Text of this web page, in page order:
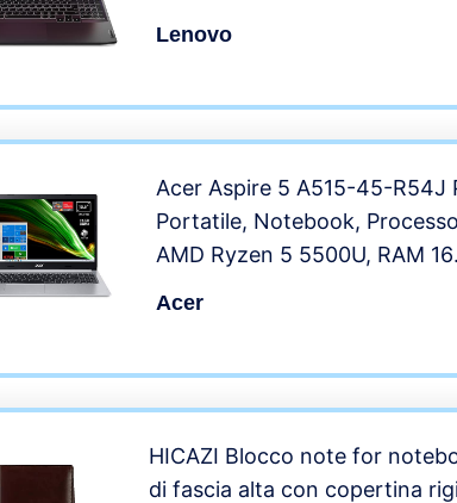
Lenovo
Acer Aspire 5 A515-45-R54J
Portatile, Notebook,
AMD Ryzen 5 5500U, RAM 16
Acer
HICAZI Blocco note for
di fascia alta con copertina